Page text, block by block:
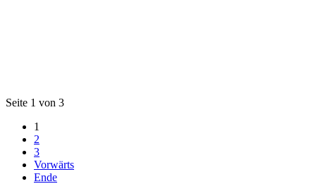
Seite 1 von 3
1
2
3
Vorwärts
Ende